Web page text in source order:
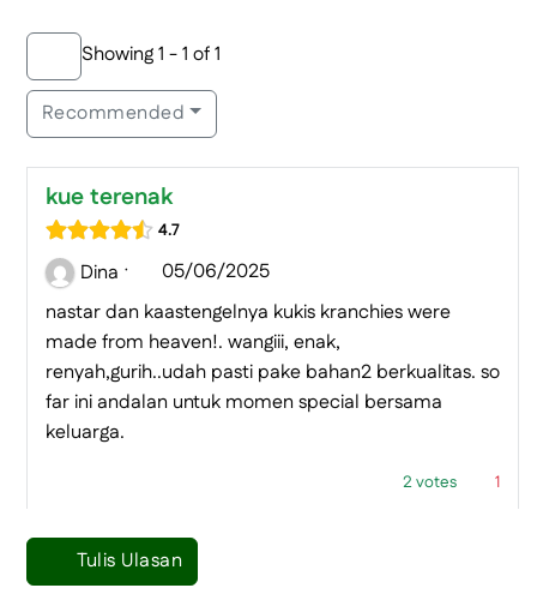
Showing 1 - 1 of 1
Recommended
kue terenak
4.7
Dina ·
05/06/2025
nastar dan kaastengelnya kukis kranchies were
made from heaven!. wangiii, enak,
renyah,gurih..udah pasti pake bahan2 berkualitas. so
far ini andalan untuk momen special bersama
keluarga.
2 votes 1
Tulis Ulasan